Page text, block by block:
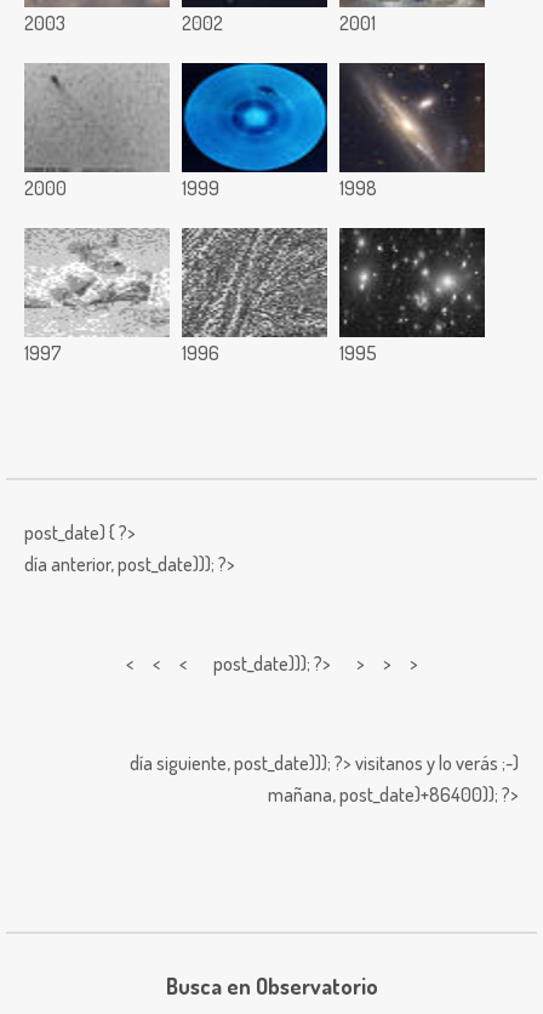
2003 2002 2001
2000 1999 1998
1997 1996 1995
post_date) { ?>
día anterior,post_date))); ?>
< < < post_date))); ?> > > >
día siguiente,post_date))); ?> visitanos y lo verás ;-)
mañana,post_date)+86400)); ?>
Busca en Observatorio